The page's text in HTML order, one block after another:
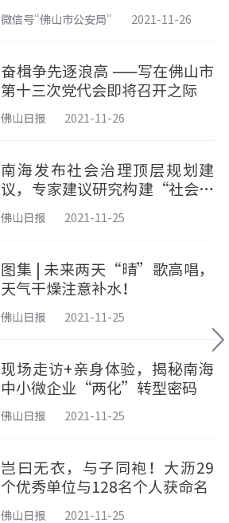
微信号“佛山市公安局” 2021-11-26
奋楫争先逐浪高 ——写在佛山市
第十三次党代会即将召开之际
佛山日报 2021-11-26
南海发布社会治理顶层规划建
议，专家建议研究构建“社会治
佛山日报 2021-11-25
图集 | 未来两天“晴”歌高唱，
天气干燥注意补水！
佛山日报 2021-11-25
现场走访+亲身体验，揭秘南海
中小微企业“两化”转型密码
佛山日报 2021-11-25
岂曰无衣，与子同袍！大沥29
个优秀单位与128名个人获命名
佛山日报 2021-11-25